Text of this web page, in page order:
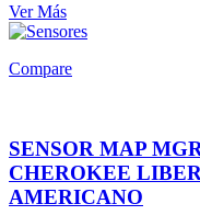
Ver Más
Compare
SENSOR MAP
CHEROKEE
AMERICANO